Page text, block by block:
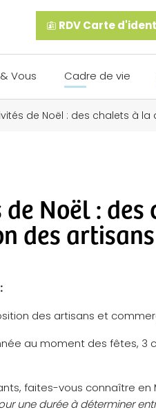
RDV Carte
Vous Cadre de vie
de Noël : des chalets à
Noël :
des
des artisans et
au moment des fêtes, 3
faites-vous connaître en
une durée à déterminer